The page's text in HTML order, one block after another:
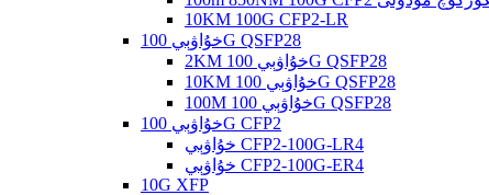
10KM 100G CFP2-LR
خۇاۋېي 100G QSFP28
2KM خۇاۋېي 100G QSFP28
10KM خۇاۋېي 100G QSFP28
100M خۇاۋېي 100G QSFP28
خۇاۋېي 100G CFP2
خۇاۋېي CFP2-100G-LR4
خۇاۋېي CFP2-100G-ER4
10G XFP